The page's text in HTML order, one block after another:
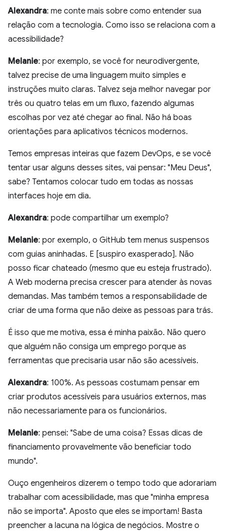
Alexandra: me conte mais sobre como entender sua
relação com a tecnologia. Como isso se relaciona com a
acessibilidade?
Melanie: por exemplo, se você for neurodivergente,
talvez precise de uma linguagem muito simples e
instruções muito claras. Talvez seja melhor navegar por
três ou quatro telas em um fluxo, fazendo algumas
escolhas por vez até chegar ao final. Não há boas
orientações para aplicativos técnicos modernos.
Temos empresas inteiras que fazem DevOps, e se você
tentar usar alguns desses sites, vai pensar: "Meu Deus",
sabe? Tentamos colocar tudo em todas as nossas
interfaces hoje em dia.
Alexandra: pode compartilhar um exemplo?
Melanie: por exemplo, o GitHub tem menus suspensos
com guias aninhadas. E [suspiro exasperado]. Não
posso ficar chateado (mesmo que eu esteja frustrado).
A Web moderna precisa crescer para atender às novas
demandas. Mas também temos a responsabilidade de
criar de uma forma que não deixe as pessoas para trás.
É isso que me motiva, essa é minha paixão. Não quero
que alguém não consiga um emprego porque as
ferramentas que precisaria usar não são acessíveis.
Alexandra: 100%. As pessoas costumam pensar em
criar produtos acessíveis para usuários externos, mas
não necessariamente para os funcionários.
Melanie: pensei: "Sabe de uma coisa? Essas dicas de
financiamento provavelmente vão beneficiar todo
mundo".
Ouço engenheiros dizerem o tempo todo que adorariam
trabalhar com acessibilidade, mas que "minha empresa
não se importa". Aposto que eles se importam! Basta
preencher a lacuna na lógica de negócios. Mostre o